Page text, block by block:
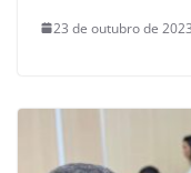
23 de outubro de 2023